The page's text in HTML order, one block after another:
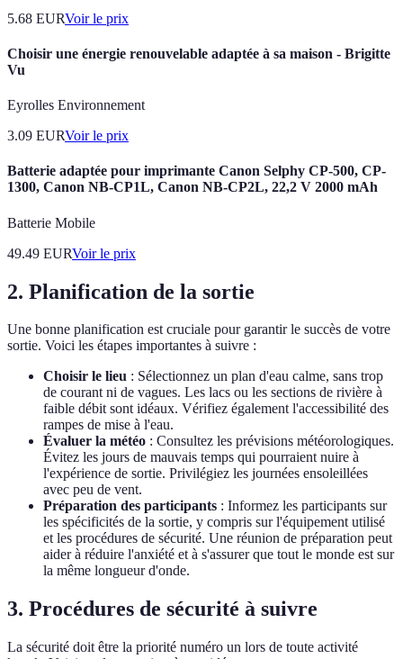
5.68 EURVoir le prix
Choisir une énergie renouvelable adaptée à sa maison - Brigitte
Vu
Eyrolles Environnement
3.09 EURVoir le prix
Batterie adaptée pour imprimante Canon Selphy CP-500, CP-
1300, Canon NB-CP1L, Canon NB-CP2L, 22,2 V 2000 mAh
Batterie Mobile
49.49 EURVoir le prix
2. Planification de la sortie
Une bonne planification est cruciale pour garantir le succès de votre
sortie. Voici les étapes importantes à suivre :
Choisir le lieu : Sélectionnez un plan d'eau calme, sans trop
de courant ni de vagues. Les lacs ou les sections de rivière à
faible débit sont idéaux. Vérifiez également l'accessibilité des
rampes de mise à l'eau.
Évaluer la météo : Consultez les prévisions météorologiques.
Évitez les jours de mauvais temps qui pourraient nuire à
l'expérience de sortie. Privilégiez les journées ensoleillées
avec peu de vent.
Préparation des participants : Informez les participants sur
les spécificités de la sortie, y compris sur l'équipement utilisé
et les procédures de sécurité. Une réunion de préparation peut
aider à réduire l'anxiété et à s'assurer que tout le monde est sur
la même longueur d'onde.
3. Procédures de sécurité à suivre
La sécurité doit être la priorité numéro un lors de toute activité